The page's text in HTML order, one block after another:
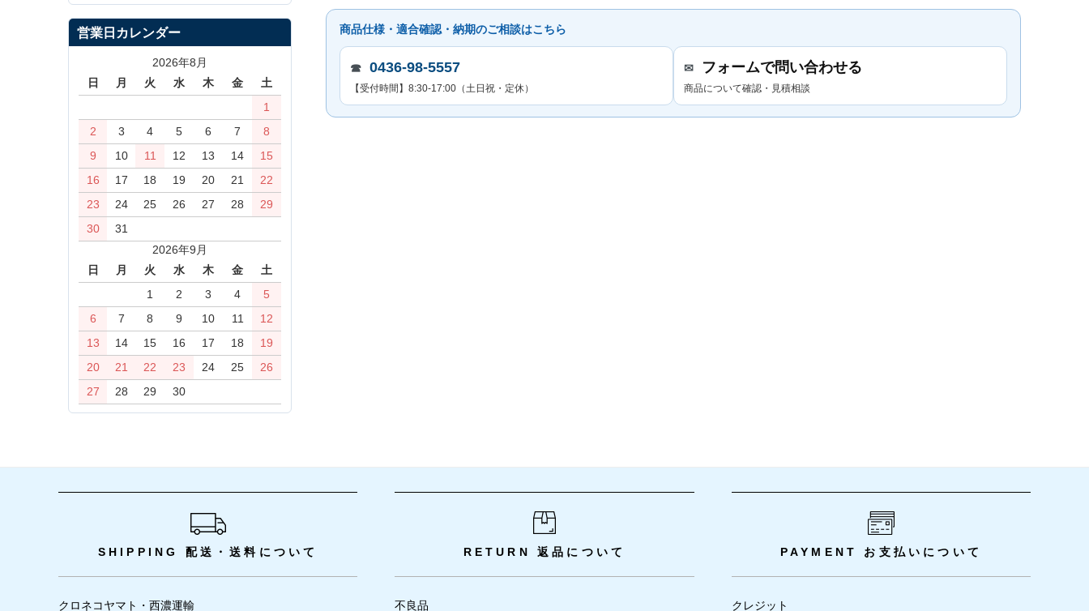
商品仕様・適合確認・納期のご相談はこちら
☎ 0436-98-5557
【受付時間】8:30-17:00（土日祝・定休）
✉ フォームで問い合わせる
商品について確認・見積相談
営業日カレンダー
2026年8月
日
月 火 水 木 金
土
1
2
3 4 5 6 7
8
9
10 11 12 13 14
15
16
17 18 19 20 21
22
23
24 25 26 27 28
29
30
31
2026年9月
日
月 火 水 木 金
土
1
2 3 4
5
6
7 8 9 10 11
12
13
14 15 16 17 18
19
20
21 22 23 24 25
26
27
28 29 30
SHIPPING 配送・送料について
クロネコヤマト・西濃運輸
RETURN返品について
不良品
PAYMENT お支払いについて
クレジット